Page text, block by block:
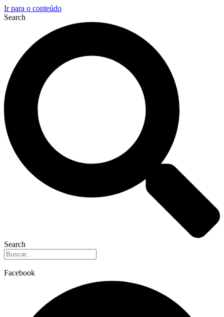
Ir para o conteúdo
Search
Search
Facebook